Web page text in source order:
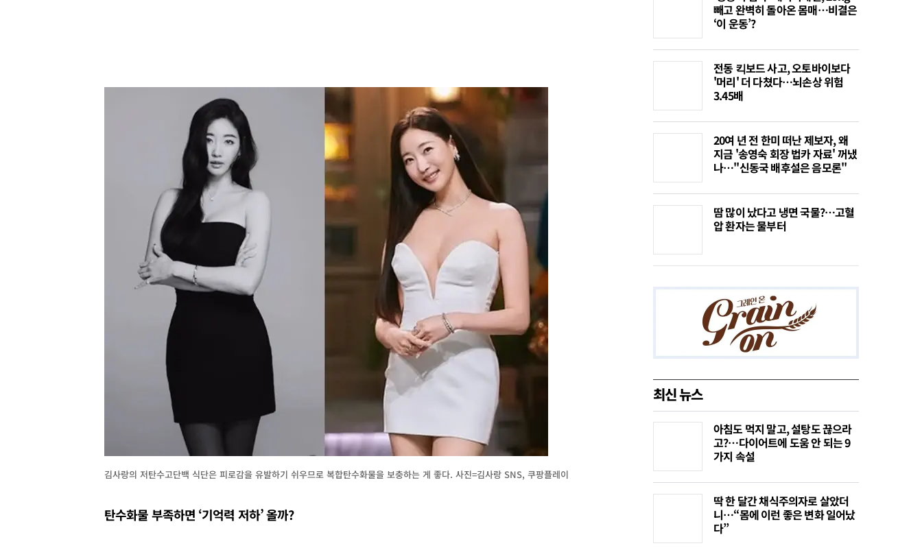
김사랑의 저탄수고단백 식단은 피로감을 유발하기 쉬우므로 복합탄수화물을 보충하는 게 좋다. 사진=김사랑 SNS, 쿠팡플레이
탄수화물 부족하면 ‘기억력 저하’ 올까?
빼고 완벽히 돌아온 몸매…비결은
‘이 운동’?
전동 킥보드 사고, 오토바이보다
'머리' 더 다쳤다…뇌손상 위험
3.45배
20여 년 전 한미 떠난 제보자, 왜
지금 '송영숙 회장 법카 자료' 꺼냈
나…"신동국 배후설은 음모론"
땀 많이 났다고 냉면 국물?…고혈
압 환자는 물부터
최신 뉴스
아침도 먹지 말고, 설탕도 끊으라
고?…다이어트에 도움 안 되는 9
가지 속설
딱 한 달간 채식주의자로 살았더
니…“몸에 이런 좋은 변화 일어났
다”